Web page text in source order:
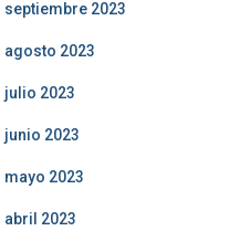
septiembre 2023
agosto 2023
julio 2023
junio 2023
mayo 2023
abril 2023